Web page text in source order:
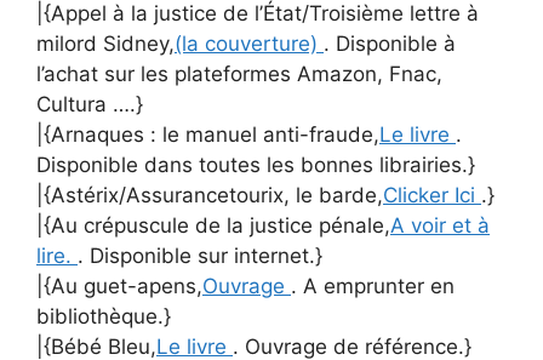
|{Appel à la justice de l’État/Troisième lettre à
milord Sidney,(la couverture) . Disponible à
l’achat sur les plateformes Amazon, Fnac,
Cultura ….}
|{Arnaques : le manuel anti-fraude,Le livre .
Disponible dans toutes les bonnes librairies.}
|{Astérix/Assurancetourix, le barde,Clicker Ici .}
|{Au crépuscule de la justice pénale,A voir et à
lire. . Disponible sur internet.}
|{Au guet-apens,Ouvrage . A emprunter en
bibliothèque.}
|{Bébé Bleu,Le livre . Ouvrage de référence.}